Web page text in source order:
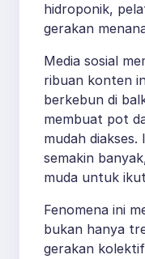
hidroponik,
gerakan
Media sosial
ribuan konten
berkebun di
membuat pot
mudah
semakin
muda untuk
Fenomena ini
bukan hanya
gerakan